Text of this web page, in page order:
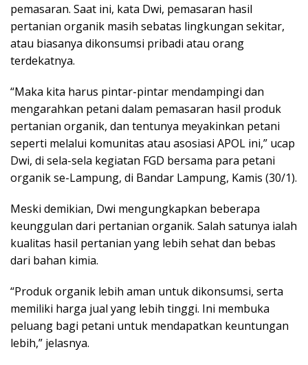
pemasaran. Saat ini, kata Dwi, pemasaran hasil
pertanian organik masih sebatas lingkungan sekitar,
atau biasanya dikonsumsi pribadi atau orang
terdekatnya.
“Maka kita harus pintar-pintar mendampingi dan
mengarahkan petani dalam pemasaran hasil produk
pertanian organik, dan tentunya meyakinkan petani
seperti melalui komunitas atau asosiasi APOL ini,” ucap
Dwi, di sela-sela kegiatan FGD bersama para petani
organik se-Lampung, di Bandar Lampung, Kamis (30/1).
Meski demikian, Dwi mengungkapkan beberapa
keunggulan dari pertanian organik. Salah satunya ialah
kualitas hasil pertanian yang lebih sehat dan bebas
dari bahan kimia.
“Produk organik lebih aman untuk dikonsumsi, serta
memiliki harga jual yang lebih tinggi. Ini membuka
peluang bagi petani untuk mendapatkan keuntungan
lebih,” jelasnya.